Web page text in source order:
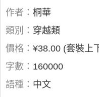
作者： 桐華
類別： 穿越類
價格： ¥38.00 (套裝上
字數： 160000
語種： 中文